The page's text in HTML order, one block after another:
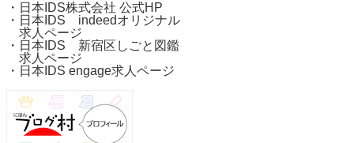
・ 日本IDS株式会社 公式HP
・ 日本IDS indeedオリジナル
求人ページ
・ 日本IDS 新宿区しごと図鑑
求人ページ
・ 日本IDS engage求人ページ